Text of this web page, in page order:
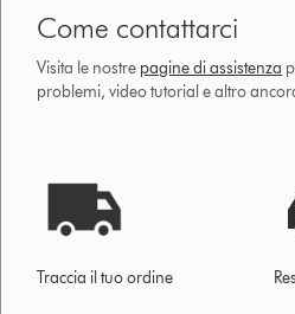
Come contattarci
Visita le nostre pagine di assistenza
problemi, video tutorial e altro
Traccia il tuo ordine